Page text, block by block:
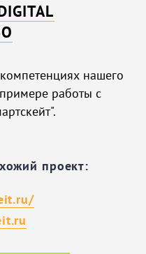
нашего
работы с
проект: